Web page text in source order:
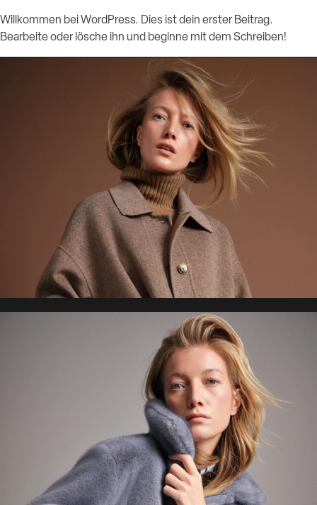
Willkommen bei WordPress. Dies ist dein erster Beitrag.
Bearbeite oder lösche ihn und beginne mit dem Schreiben!